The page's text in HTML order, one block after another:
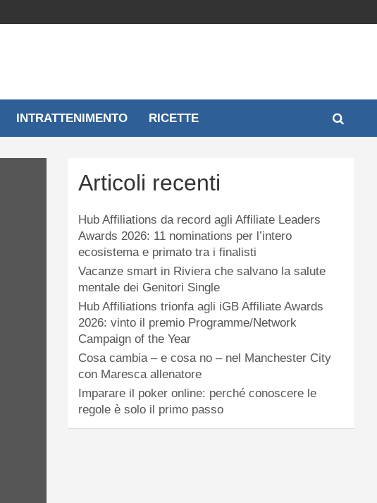
INTRATTENIMENTO RICETTE
Articoli recenti
Hub Affiliations da record agli Affiliate Leaders
Awards 2026: 11 nominations per l’intero
ecosistema e primato tra i finalisti
Vacanze smart in Riviera che salvano la salute
mentale dei Genitori Single
Hub Affiliations trionfa agli iGB Affiliate Awards
2026: vinto il premio Programme/Network
Campaign of the Year
Cosa cambia – e cosa no – nel Manchester City
con Maresca allenatore
Imparare il poker online: perché conoscere le
regole è solo il primo passo